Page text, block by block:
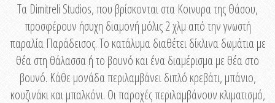
Τα Dimitreli Studios, που βρίσκονται στα Κοινυρα της Θάσου,
προσφέρουν ήσυχη διαμονή μόλις 2 χλμ από την γνωστή
παραλία Παράδεισος. Το κατάλυμα διαθέτει δίκλινα δωμάτια με
θέα στη θάλασσα ή το βουνό και ένα διαμέρισμα με θέα στο
βουνό. Κάθε μονάδα περιλαμβάνει διπλό κρεβάτι, μπάνιο,
κουζινάκι και μπαλκόνι. Οι παροχές περιλαμβάνουν κλιματισμό,